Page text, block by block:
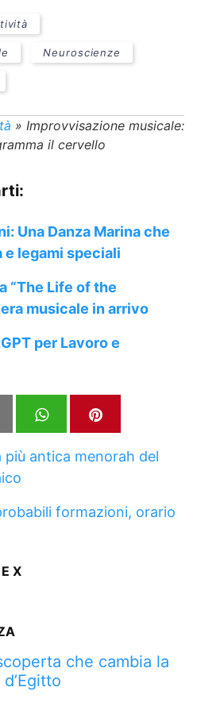
Neuroscienze
» Improvvisazione musicale:
il cervello
Una Danza Marina che
legami speciali
“The Life of the
musicale in arrivo
per Lavoro e
più antica menorah del
formazioni, orario
X
che cambia la